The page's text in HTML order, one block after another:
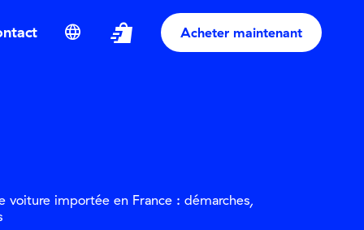
language shopping_bag_speed Acheter maintenant
voiture importée en France : démarches,